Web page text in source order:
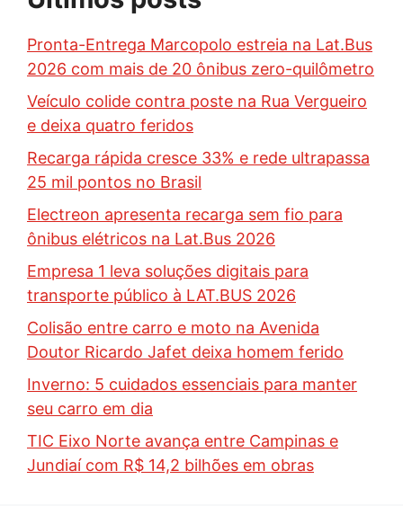
Pronta-Entrega Marcopolo estreia na Lat.Bus
2026 com mais de 20 ônibus zero-quilômetro
Veículo colide contra poste na Rua Vergueiro
e deixa quatro feridos
Recarga rápida cresce 33% e rede ultrapassa
25 mil pontos no Brasil
Electreon apresenta recarga sem fio para
ônibus elétricos na Lat.Bus 2026
Empresa 1 leva soluções digitais para
transporte público à LAT.BUS 2026
Colisão entre carro e moto na Avenida
Doutor Ricardo Jafet deixa homem ferido
Inverno: 5 cuidados essenciais para manter
seu carro em dia
TIC Eixo Norte avança entre Campinas e
Jundiaí com R$ 14,2 bilhões em obras